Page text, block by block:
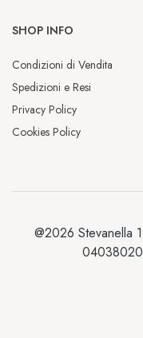
SHOP INFO
Condizioni di Vendita
Spedizioni e Resi
Privacy Policy
Cookies Policy
@2026 Stevanella